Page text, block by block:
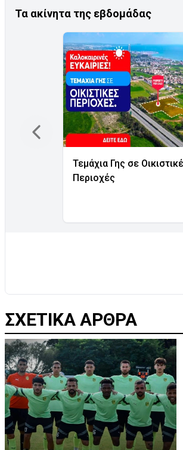
Τα ακίνητα της εβδομάδας
Τεμάχια Γης σε
Περιοχές
ΣΧΕΤΙΚΑ ΑΡΘΡΑ